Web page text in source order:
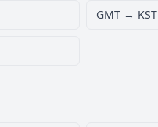
GMT → KST